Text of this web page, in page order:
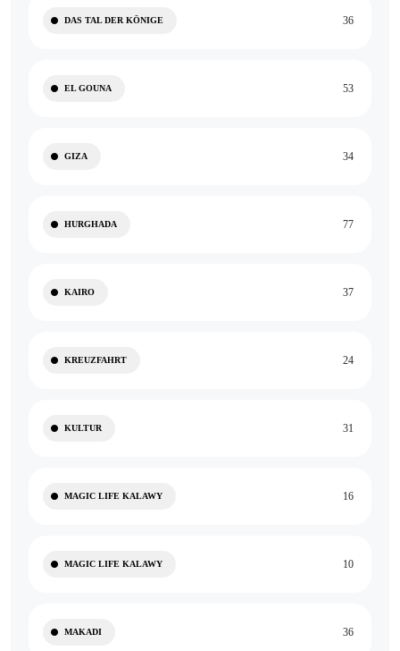
DAS TAL DER KÖNIGE 36
EL GOUNA 53
GIZA 34
HURGHADA 77
KAIRO 37
KREUZFAHRT 24
KULTUR 31
MAGIC LIFE KALAWY 16
MAGIC LIFE KALAWY 10
MAKADI 36